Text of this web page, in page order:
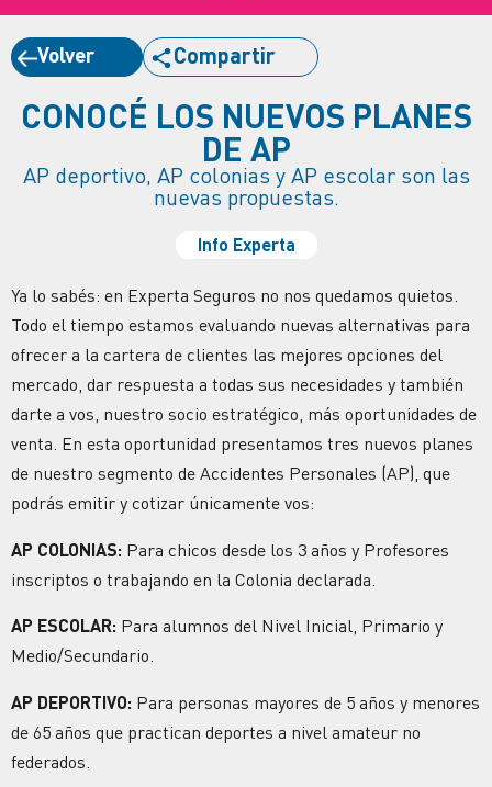
Volver Compartir
CONOCÉ LOS NUEVOS PLANES
DE AP
AP deportivo, AP colonias y AP escolar son las
nuevas propuestas.
Info Experta
Ya lo sabés: en Experta Seguros no nos quedamos quietos.
Todo el tiempo estamos evaluando nuevas alternativas para
ofrecer a la cartera de clientes las mejores opciones del
mercado, dar respuesta a todas sus necesidades y también
darte a vos, nuestro socio estratégico, más oportunidades de
venta. En esta oportunidad presentamos tres nuevos planes
de nuestro segmento de Accidentes Personales (AP), que
podrás emitir y cotizar únicamente vos:
AP COLONIAS: Para chicos desde los 3 años y Profesores
inscriptos o trabajando en la Colonia declarada.
AP ESCOLAR: Para alumnos del Nivel Inicial, Primario y
Medio/Secundario.
AP DEPORTIVO: Para personas mayores de 5 años y menores
de 65 años que practican deportes a nivel amateur no
federados.